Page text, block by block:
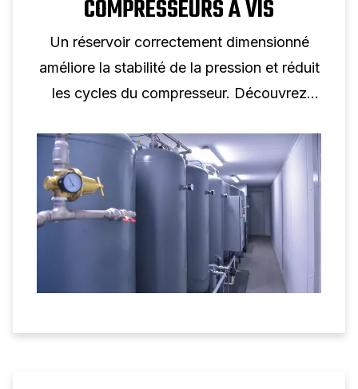
COMPRESSEURS À VIS
Un réservoir correctement dimensionné
améliore la stabilité de la pression et réduit
les cycles du compresseur. Découvrez
les performances des compresseurs à vis.